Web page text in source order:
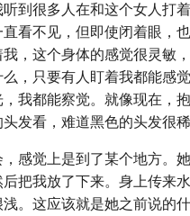
到很多人在和这个女人打
看不见，但即使闭着眼，
，这个身体的感觉很灵敏
，只要有人盯着我都能感
我都能察觉。就像现在，
发看，难道黑色的头发很
，感觉上是到了某个地方。
把我放了下来。身上传来
。这应该就是她之前说的